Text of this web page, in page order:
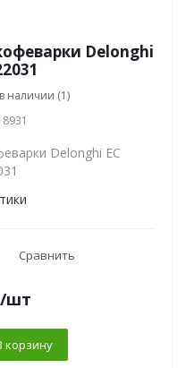
Delonghi
наличии (1)
Delonghi EC
Сравнить
/шт
корзину